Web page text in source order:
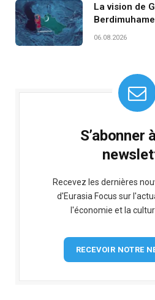
La vision de
06.08.2026
S’abonner
Recevez les dernières
d'Eurasia Focus sur
l'économie et la
RECEVOIR NOTRE